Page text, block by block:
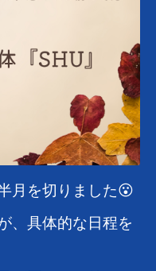
月を切りました😮
、具体的な日程を